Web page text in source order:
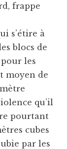
frappe
s’étire à
blocs de
les
moyen de
qu’il
pourtant
cubes
par les